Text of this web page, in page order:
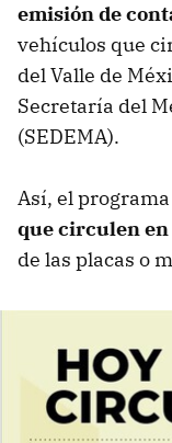
emisión de
vehículos que
del Valle de
Secretaría del
(SEDEMA).
Así, el
que circulen en
de las placas o